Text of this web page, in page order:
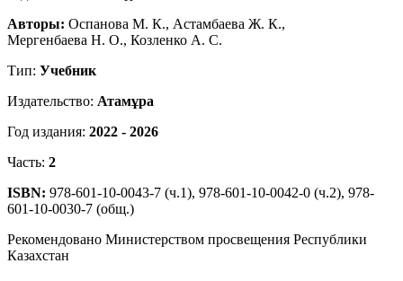
Авторы: Оспанова М. К., Астамбаева Ж. К.,
Мергенбаева Н. О., Козленко А. С.
Тип: Учебник
Издательство: Атамұра
Год издания: 2022 - 2026
Часть: 2
ISBN: 978-601-10-0043-7 (ч.1), 978-601-10-0042-0 (ч.2), 978-
601-10-0030-7 (общ.)
Рекомендовано Министерством просвещения Республики
Казахстан